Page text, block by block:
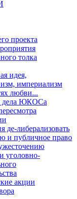
проекта
толка
идея,
империализм
любви...
дела ЮКОСа
де-либерализовать
и публичное право
уголовно-
акции